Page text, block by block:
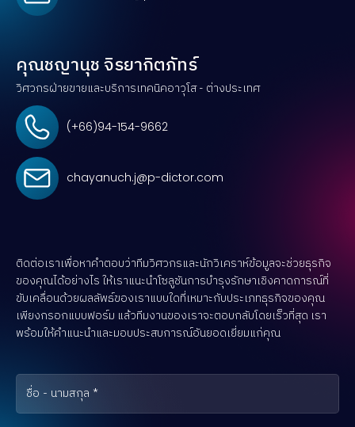
คุณชญานุช จิรยากิตภัทร์
วิศวกรฝ่ายขายและบริการเทคนิคอาวุโส - ต่างประเทศ
(+66)94-154-9662
chayanuch.j@p-dictor.com
ติดต่อเราเพื่อหาคำตอบว่าทีมวิศวกรและนักวิเคราห์ข้อมูลจะช่วยธุรกิจ
ของคุณได้อย่างไร ให้เราแนะนำโซลูชันการบำรุงรักษาเชิงคาดการณ์ที่
ขับเคลื่อนด้วยผลลัพธ์ของเราแบบใดที่เหมาะกับประเภทธุรกิจของคุณ
เพียงกรอกแบบฟอร์ม แล้วทีมงานของเราจะตอบกลับโดยเร็วที่สุด เรา
พร้อมให้คำแนะนำและมอบประสบการณ์อันยอดเยี่ยมแก่คุณ